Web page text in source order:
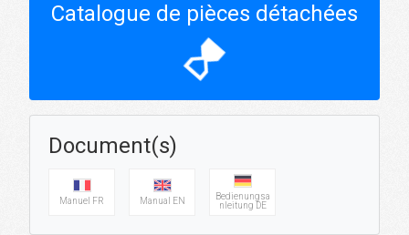
Catalogue de pièces détachées
hourglass_top
Document(s)
Manuel FR Manual EN
Bedienungsa
nleitung DE